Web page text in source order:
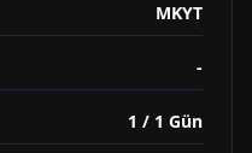
MKYT
-
1 / 1 Gün